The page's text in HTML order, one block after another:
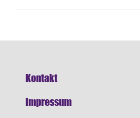
Kontakt
Impressum